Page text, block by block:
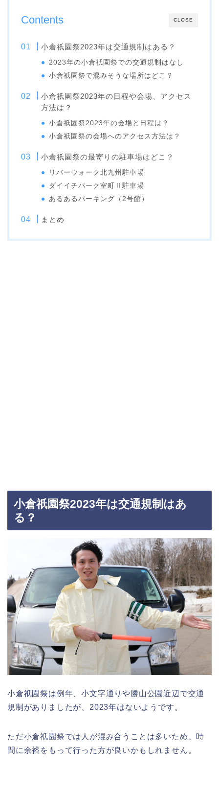
CLOSE
Contents
小倉祇園祭2023年は交通規制はある？
2023年の小倉祇園祭での交通規制はなし
小倉祇園祭で混みそうな場所はどこ？
小倉祇園祭2023年の日程や会場、アクセス
方法は？
小倉祇園祭2023年の会場と日程は？
小倉祇園祭の会場へのアクセス方法は？
小倉祇園祭の最寄りの駐車場はどこ？
リバーウォーク北九州駐車場
ダイイチパーク室町Ⅱ駐車場
あるあるパーキング（2号館）
まとめ
小倉祇園祭2023年は交通規制はあ
る？
小倉祇園祭は例年、小文字通りや勝山公園近辺で交通
規制がありましたが、2023年はないようです。
ただ小倉祇園祭では人が混み合うことは多いため、時
間に余裕をもって行った方が良いかもしれません。